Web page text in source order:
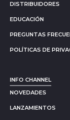
DISTRIBUIDORES
EDUCACIÓN
PREGUNTAS
POLÍTICAS DE
INFO CHANNEL
NOVEDADES
LANZAMIENTOS